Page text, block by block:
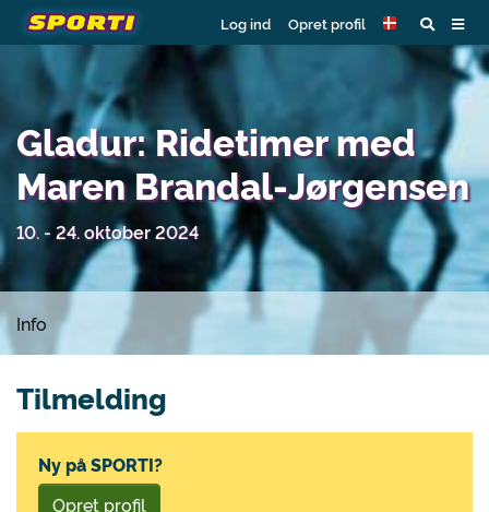
Log ind Opret profil
Gladur: Ridetimer med
Maren Brandal-Jørgensen
10. - 24. oktober 2024
Info
Tilmelding
Ny på SPORTI?
Opret profil